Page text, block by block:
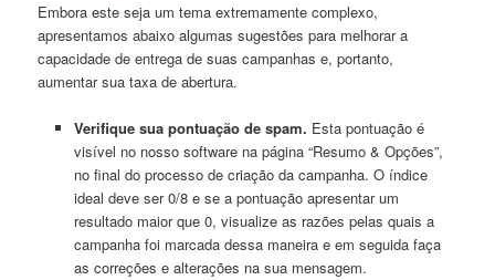
Embora este seja um tema extremamente complexo,
apresentamos abaixo algumas sugestões para melhorar a
capacidade de entrega de suas campanhas e, portanto,
aumentar sua taxa de abertura.
Verifique sua pontuação de spam. Esta pontuação é
visível no nosso software na página “Resumo & Opções”,
no final do processo de criação da campanha. O índice
ideal deve ser 0/8 e se a pontuação apresentar um
resultado maior que 0, visualize as razões pelas quais a
campanha foi marcada dessa maneira e em seguida faça
as correções e alterações na sua mensagem.